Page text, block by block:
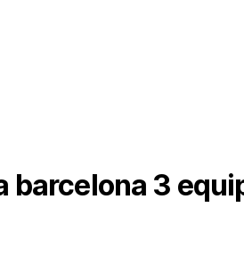
barcelona 3